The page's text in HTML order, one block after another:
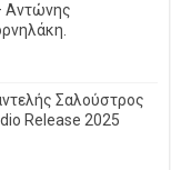
Αντώνης
Σαλούστρος
Release 2025